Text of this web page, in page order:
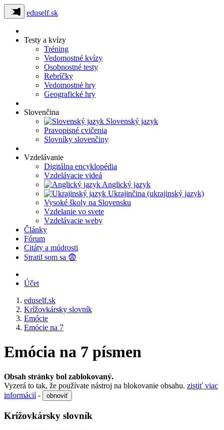
eduself.sk
Testy a kvízy
Tréning
Vedomostné kvízy
Osobnostné testy
Rebríčky
Vedomostné hry
Geografické hry
Slovenčina
Slovenský jazyk
Pravopisné cvičenia
Slovníky slovenčiny
Vzdelávanie
Digitálna encyklopédia
Vzdelávacie videá
Anglický jazyk
Ukrajinčina (ukrajinský jazyk)
Vysoké školy na Slovensku
Vzdelanie vo svete
Vzdelávacie weby
Články
Fórum
Citáty a múdrosti
Stratil som sa 😨
Účet
eduself.sk
Krížovkársky slovník
Emócie
Emócie na 7
Emócia na 7 písmen
Obsah stránky bol zablokovaný.
Vyzerá to tak, že používate nástroj na blokovanie obsahu. zistiť viac
informácií- obnoviť
Krížovkársky slovník